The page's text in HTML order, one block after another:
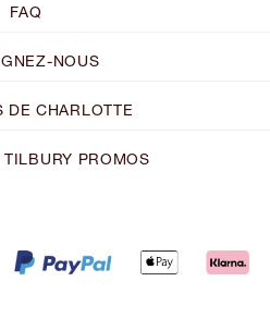
FAQ
NOUS
DE CHARLOTTE
PROMOS